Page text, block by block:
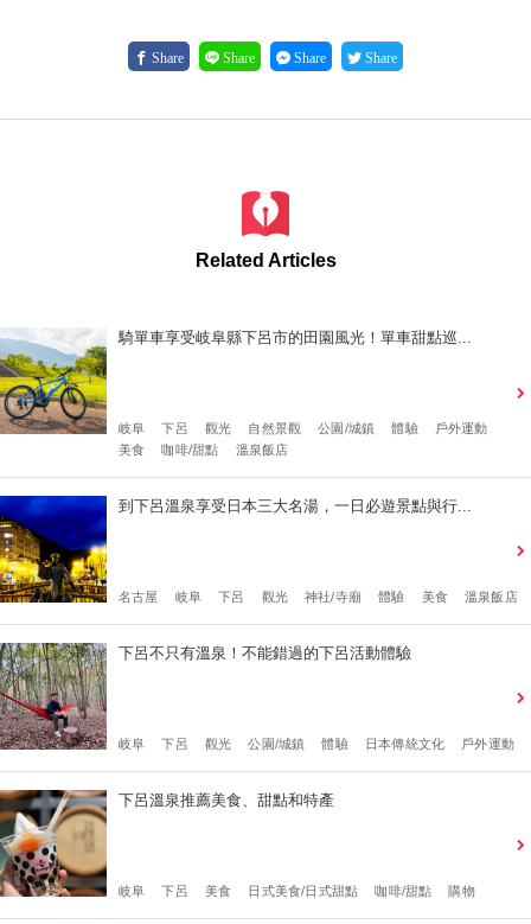
Share Share Share Share
Related Articles
騎單車享受岐阜縣下呂市的田園風光！單車甜點巡...
岐阜 下呂 觀光 自然景觀 公園/城鎮 體驗
戶外運動
美食
咖啡/甜點 溫泉飯店
到下呂溫泉享受日本三大名湯，一日必遊景點與行...
名古屋 岐阜 下呂 觀光 神社/寺廟 體驗 美食 溫泉飯店
下呂不只有溫泉！不能錯過的下呂活動體驗
岐阜 下呂 觀光 公園/城鎮 體驗 日本傳統文化 戶外運動
下呂溫泉推薦美食、甜點和特產
岐阜 下呂 美食 日式美食/日式甜點 咖啡/甜點 購物